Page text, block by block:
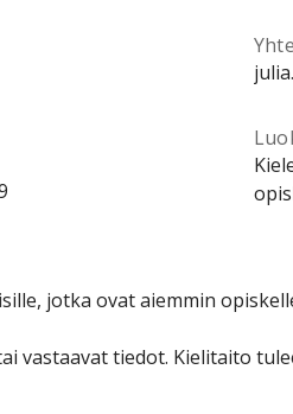
jotka ovat aiemmin
vastaavat tiedot. Kielitaito